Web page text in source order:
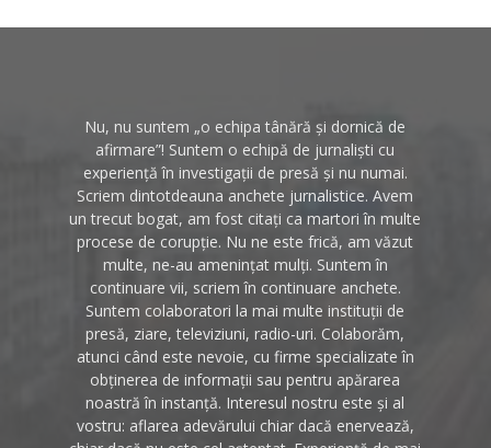
Nu, nu suntem „o echipa tânără și dornică de
afirmare”! Suntem o echipă de jurnaliști cu
experiență în investigații de presă și nu numai.
Scriem dintotdeauna anchete jurnalistice. Avem
un trecut bogat, am fost citați ca martori în multe
procese de corupție. Nu ne este frică, am văzut
multe, ne-au amenințat mulți. Suntem în
continuare vii, scriem în continuare anchete.
Suntem colaboratori la mai multe instituții de
presă, ziare, televiziuni, radio-uri. Colaborăm,
atunci când este nevoie, cu firme specializate în
obținerea de informații sau pentru apărarea
noastră în instanță. Interesul nostru este și al
vostru: aflarea adevărului chiar dacă enervează,